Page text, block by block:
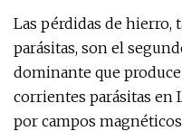
Las pérdidas de hierro,
parásitas, son el
dominante que
corrientes parásitas en
por campos